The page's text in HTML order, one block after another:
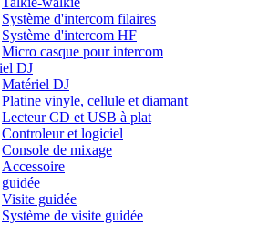
Système d'intercom filaires
Système d'intercom HF
Micro casque pour intercom
DJ
Matériel DJ
Platine vinyle, cellule et diamant
Lecteur CD et USB à plat
Controleur et logiciel
Console de mixage
Accessoire
Visite guidée
Système de visite guidée